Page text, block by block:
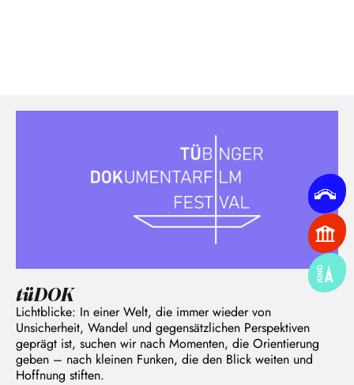
tüDOK
Lichtblicke: In einer Welt, die immer wieder von
Unsicherheit, Wandel und gegensätzlichen Perspektiven
geprägt ist, suchen wir nach Momenten, die Orientierung
geben – nach kleinen Funken, die den Blick weiten und
Hoffnung stiften.